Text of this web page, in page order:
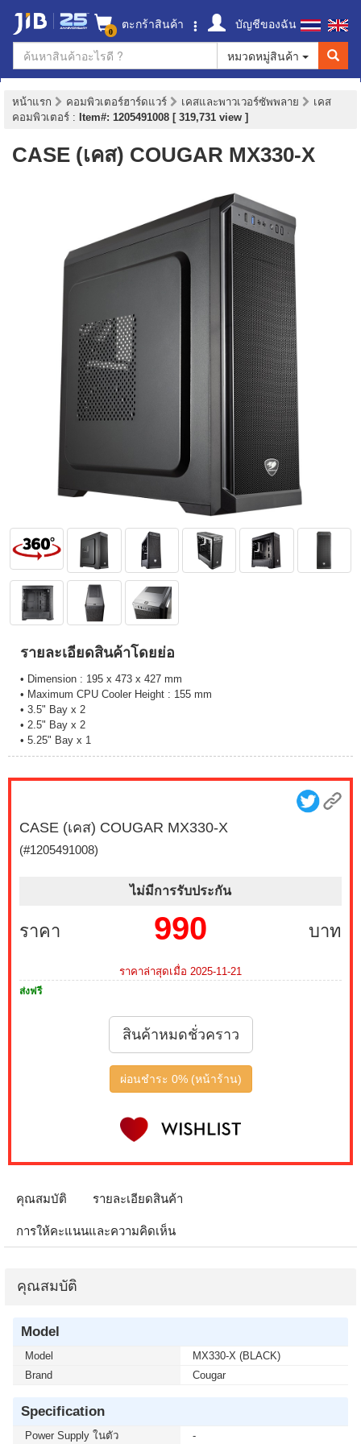
0 ตะกร้าสินค้า
บัญชีของฉัน
หมวดหมู่สินค้า
หน้าแรก คอมพิวเตอร์ฮาร์ดแวร์ เคสและพาวเวอร์ซัพพลาย
เคส
คอมพิวเตอร์ : Item#: 1205491008 [ 319,731 view ]
CASE (เคส) COUGAR MX330-X
รายละเอียดสินค้าโดยย่อ
• Dimension : 195 x 473 x 427 mm
• Maximum CPU Cooler Height : 155 mm
• 3.5" Bay x 2
• 2.5" Bay x 2
• 5.25" Bay x 1
CASE (เคส) COUGAR MX330-X
(#1205491008)
ไม่มีการรับประกัน
ราคา บาท
990
ราคาล่าสุดเมื่อ 2025-11-21
ส่งฟรี
สินค้าหมดชั่วคราว
ผ่อนชำระ 0% (หน้าร้าน)
คุณสมบัติ รายละเอียดสินค้า
การให้คะแนนและความคิดเห็น
คุณสมบัติ
Model
Model
MX330-X (BLACK)
Brand
Cougar
Specification
Power Supply ในตัว -